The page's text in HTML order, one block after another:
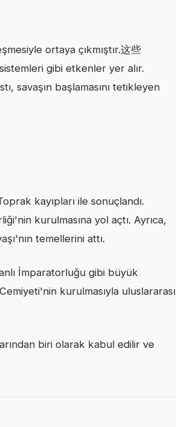
ortaya çıkmıştır.这些
gibi etkenler yer alır.
savaşın başlamasını tetikleyen
kayıpları ile sonuçlandı.
kurulmasına yol açtı. Ayrıca,
temellerini attı.
İmparatorluğu gibi büyük
kurulmasıyla uluslararası
biri olarak kabul edilir ve